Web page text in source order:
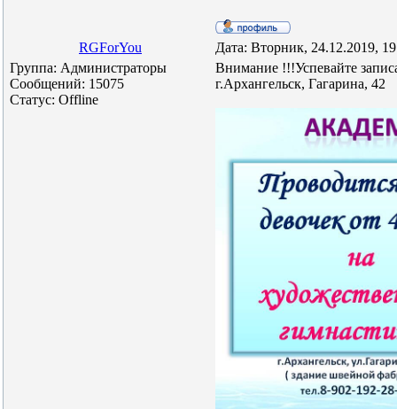
RGForYou
Дата: Вторник, 24.12.2019,
Группа: Администраторы
Сообщений: 15075
Статус: Offline
Внимание !!!Успевайте
г.Архангельск, Гагарина, 42